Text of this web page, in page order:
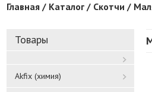
Вы здесь
Главная / Каталог / Скотчи /
Товары
Akfix (химия)